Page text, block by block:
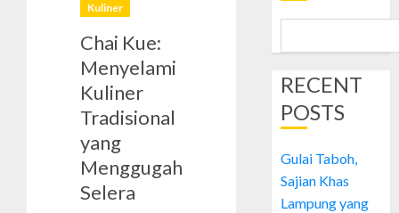
Kuliner
Chai Kue:
Menyelami
Kuliner
Tradisional
yang
Menggugah
Selera
RECENT
POSTS
Gulai Taboh,
Sajian Khas
Lampung yang